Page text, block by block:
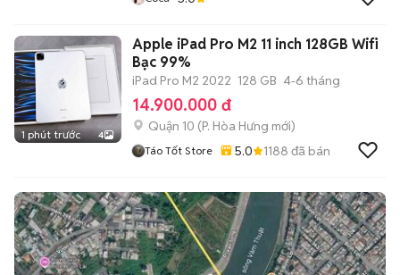
1 phút trước 4
Apple iPad Pro M2 11 inch 128GB Wifi
Bạc 99%
iPad Pro M2 2022 128 GB 4-6 tháng
14.900.000 đ
Quận 10 (P. Hòa Hưng mới)
Táo Tốt Store 5.0 1188 đã bán